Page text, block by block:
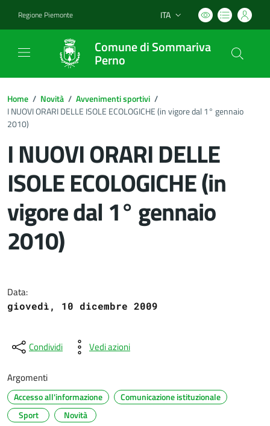
Regione Piemonte Lingua attiva:
ITA
Comune di Sommariva
Perno
Home / Novità / Avvenimenti sportivi /
I NUOVI ORARI DELLE ISOLE ECOLOGICHE (in vigore dal 1° gennaio
2010)
I NUOVI ORARI DELLE
ISOLE ECOLOGICHE (in
vigore dal 1° gennaio
2010)
Data:
giovedì, 10 dicembre 2009
Condividi Vedi azioni
Argomenti
Accesso all'informazione
Comunicazione istituzionale
Sport
Novità